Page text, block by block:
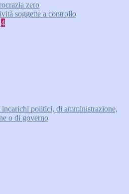
zero
soggette a controllo
4
politici, di amministrazione,
o di governo